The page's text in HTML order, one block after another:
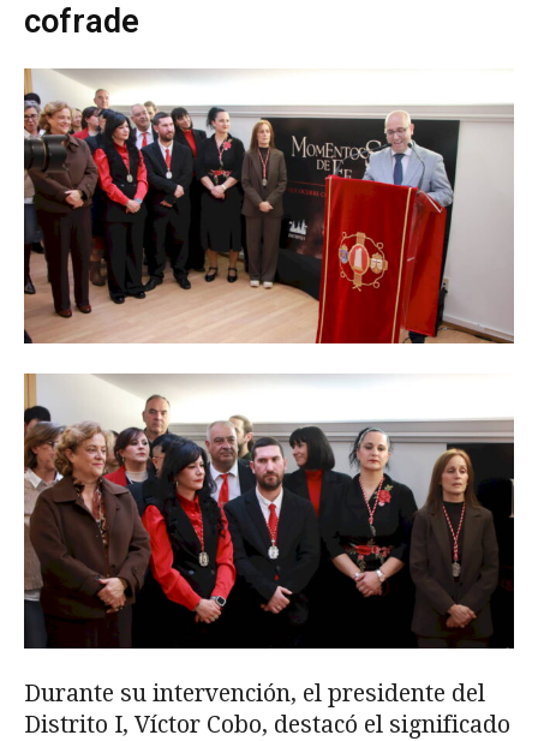
cofrade
Durante su intervención, el presidente del
Distrito I, Víctor Cobo, destacó el significado